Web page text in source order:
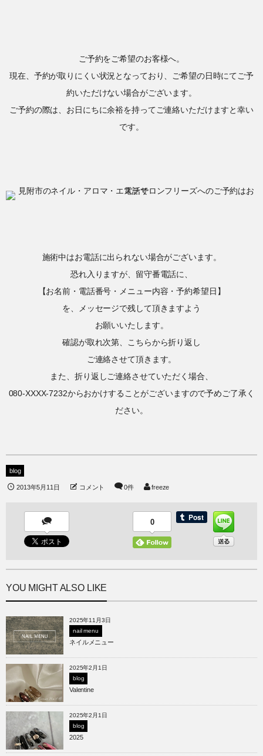
ご予約をご希望のお客様へ。
現在、予約が取りにくい状況となっており、ご希望の日時にてご予
約いただけない場合がございます。
ご予約の際は、お日にちに余裕を持ってご連絡いただけますと幸い
です。
施術中はお電話に出られない場合がございます。
恐れ入りますが、留守番電話に、
【お名前・電話番号・メニュー内容・予約希望日】
を、メッセージで残して頂きますよう
お願いいたします。
確認が取れ次第、こちらから折り返し
ご連絡させて頂きます。
また、折り返しご連絡させていただく場合、
080-XXXX-7232からおかけすることがございますので予めご了承く
ださい。
blog
2013年5月11日 コメント 0件 freeze
0
YOU MIGHT ALSO LIKE
2025年11月3日
nail menu
ネイルメニュー
2025年2月1日
blog
Valentine
2025年2月1日
blog
2025